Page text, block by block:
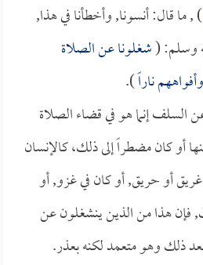
) , ما قال: أنسونا, وأخطأنا في هذا,
وسلم: (شغلونا عن الصلاة
ناراً).
السلف إنما هو في قضاء الصلاة
أو كان مضطراً إلى ذلك، كالإنسان
أو حريق, أو كان في غزو, أو
فإن هذا من الذين ينشغلون عن
بعد ذلك وهو متعمد لكنه بعذر.